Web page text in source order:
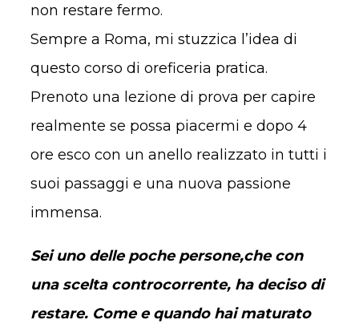
non restare fermo.
Sempre a Roma, mi stuzzica l’idea di
questo corso di oreficeria pratica.
Prenoto una lezione di prova per capire
realmente se possa piacermi e dopo 4
ore esco con un anello realizzato in tutti i
suoi passaggi e una nuova passione
immensa.
Sei uno delle poche persone,che con
una scelta controcorrente, ha deciso di
restare. Come e quando hai maturato